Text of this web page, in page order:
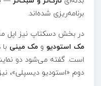
برنامه‌ریزی شده‌اند.
در بخش دسکتاپ نیز اپل
مک استودیو و مک مینی
است. گفته می‌شود دو
دوم «استودیو دیسپلی»،